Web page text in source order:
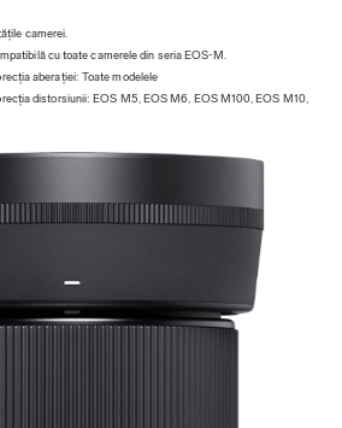
camerei.
cu toate camerele din seria EOS-M.
aberației: Toate modelele
distorsiunii: EOS M5, EOS M6, EOS M100, EOS M10,